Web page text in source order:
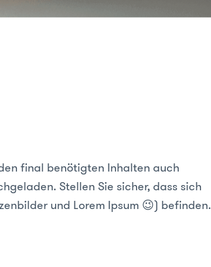
final benötigten Inhalten auch
Stellen Sie sicher, dass sich
und Lorem Ipsum 😉) befinden.